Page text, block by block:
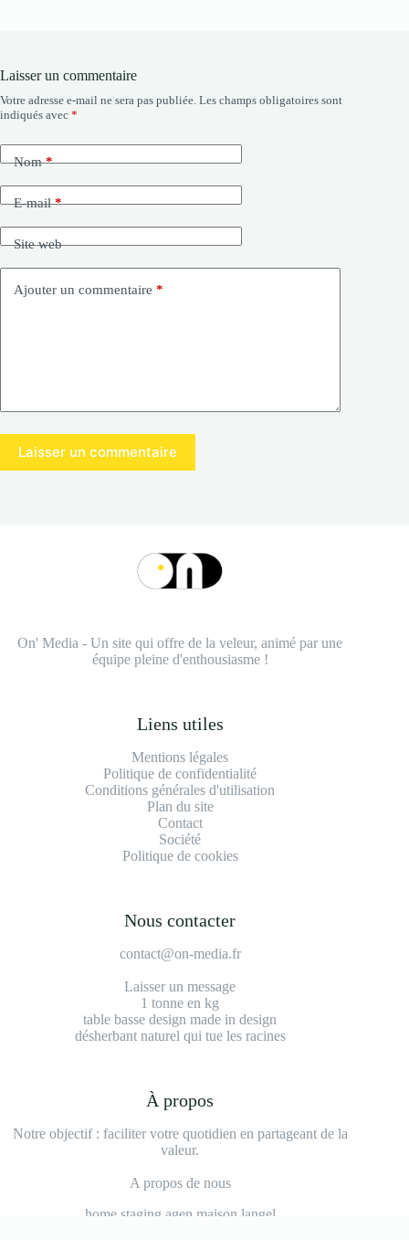
Laisser un commentaire
Votre adresse e-mail ne sera pas publiée. Les champs obligatoires sont
indiqués avec *
Nom*
E-mail*
Site web
Ajouter un commentaire *
Laisser un commentaire
On' Media - Un site qui offre de la veleur, animé par une
équipe pleine d'enthousiasme !
Liens utiles
Mentions légales
Politique de confidentialité
Conditions générales d'utilisation
Plan du site
Contact
Société
Politique de cookies
Nous contacter
contact@on-media.fr
Laisser un message
1 tonne en kg
table basse design made in design
désherbant naturel qui tue les racines
À propos
Notre objectif : faciliter votre quotidien en partageant de la
valeur.
A propos de nous
home staging agen maison langel